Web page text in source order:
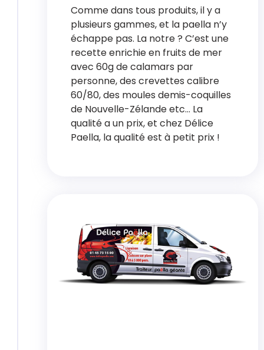
Comme dans tous produits, il y a
plusieurs gammes, et la paella n’y
échappe pas. La notre ? C’est une
recette enrichie en fruits de mer
avec 60g de calamars par
personne, des crevettes calibre
60/80, des moules demis-coquilles
de Nouvelle-Zélande etc… La
qualité a un prix, et chez Délice
Paella, la qualité est à petit prix !